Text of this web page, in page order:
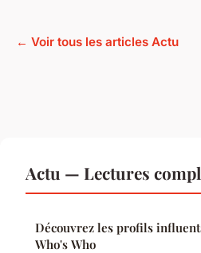
← Voir tous les articles Actu
Actu — Lectures
Découvrez les profils
Who's Who